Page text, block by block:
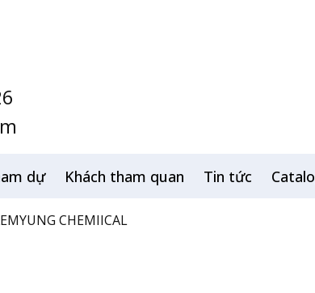
dự Khách tham quan Tin tức
CHEMIICAL